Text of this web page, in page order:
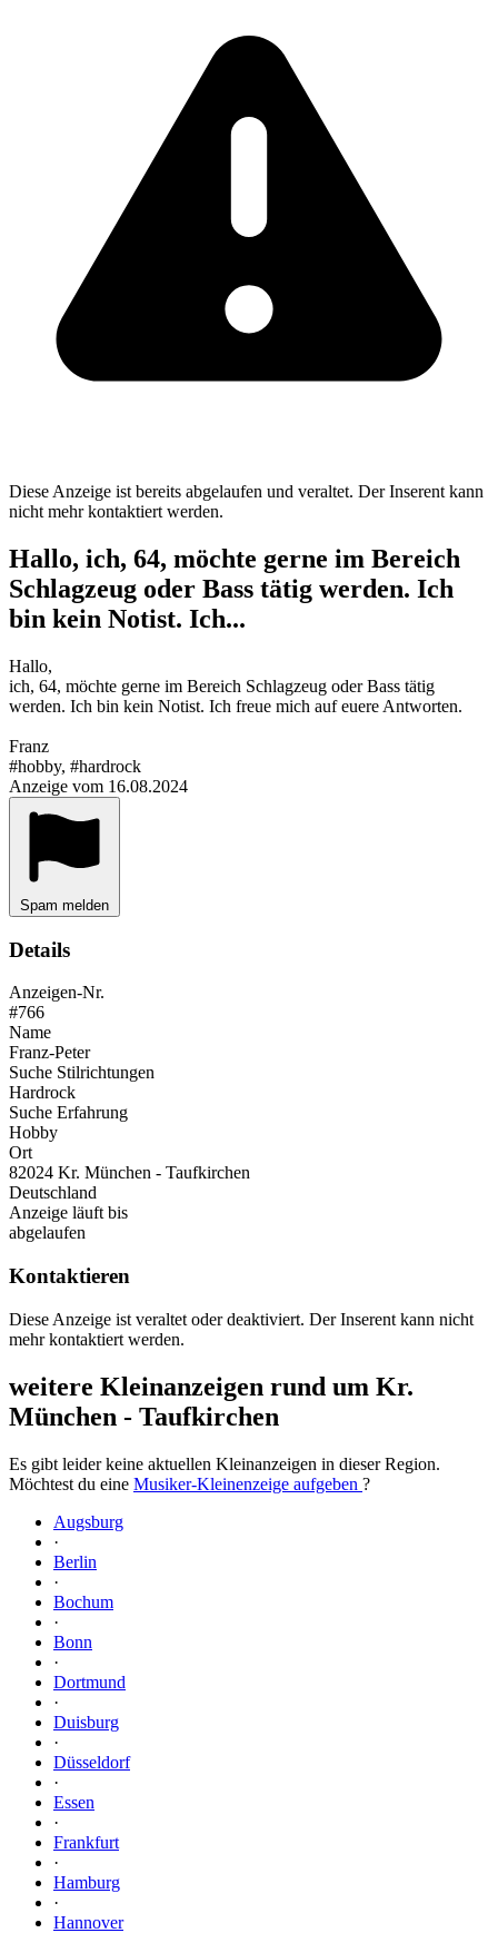
Diese Anzeige ist bereits abgelaufen und veraltet. Der Inserent kann
nicht mehr kontaktiert werden.
Hallo, ich, 64, möchte gerne im Bereich
Schlagzeug oder Bass tätig werden. Ich
bin kein Notist. Ich...
Hallo,
ich, 64, möchte gerne im Bereich Schlagzeug oder Bass tätig
werden. Ich bin kein Notist. Ich freue mich auf euere Antworten.
Franz
#hobby, #hardrock
Anzeige vom 16.08.2024
Spam melden
Details
Anzeigen-Nr.
#766
Name
Franz-Peter
Suche Stilrichtungen
Hardrock
Suche Erfahrung
Hobby
Ort
82024 Kr. München - Taufkirchen
Deutschland
Anzeige läuft bis
abgelaufen
Kontaktieren
Diese Anzeige ist veraltet oder deaktiviert. Der Inserent kann nicht
mehr kontaktiert werden.
weitere Kleinanzeigen rund um Kr.
München - Taufkirchen
Es gibt leider keine aktuellen Kleinanzeigen in dieser Region.
Möchtest du eine Musiker-Kleinenzeige aufgeben ?
Augsburg
·
Berlin
·
Bochum
·
Bonn
·
Dortmund
·
Duisburg
·
Düsseldorf
·
Essen
·
Frankfurt
·
Hamburg
·
Hannover